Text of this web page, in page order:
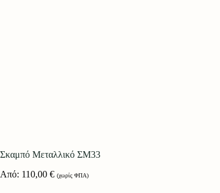
Σκαμπό Μεταλλικό ΣΜ33
Από: 110,00 € (χωρίς ΦΠΑ)